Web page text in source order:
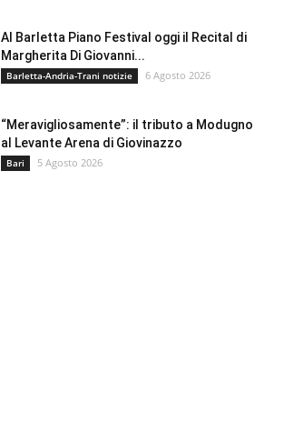
Al Barletta Piano Festival oggi il Recital di
Margherita Di Giovanni...
Barletta-Andria-Trani notizie 6 Agosto 2026
“Meravigliosamente”: il tributo a Modugno
al Levante Arena di Giovinazzo
Bari 5 Agosto 2026